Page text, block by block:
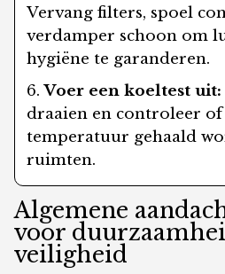
Vervang filters, spoel
verdamper schoon om
hygiëne te garanderen.
Voer een koeltest uit:
draaien en controleer of
temperatuur gehaald
ruimten.
Algemene
voor
veiligheid